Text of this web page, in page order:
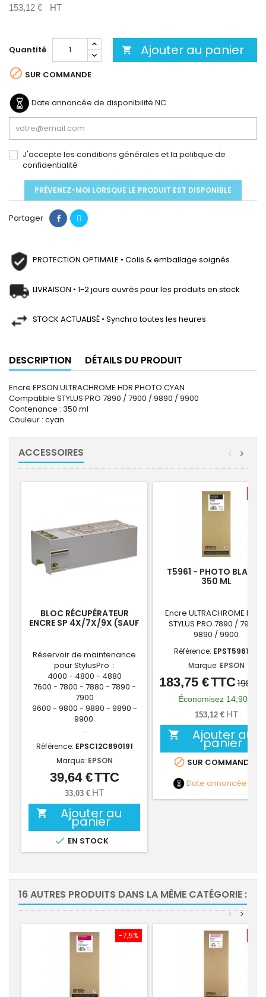
153,12 € HT
Quantité  Ajouter au panier
 SUR COMMANDE
Date annoncée de disponibilité NC
J'accepte les conditions générales et la politique de
confidentialité
PRÉVENEZ-MOI LORSQUE LE PRODUIT EST DISPONIBLE
Partager
PROTECTION OPTIMALE • Colis & emballage soignés
LIVRAISON • 1-2 jours ouvrés pour les produits en stock
STOCK ACTUALISÉ • Synchro toutes les heures
DESCRIPTION DÉTAILS DU PRODUIT
Encre EPSON ULTRACHROME HDR PHOTO CYAN
Compatible STYLUS PRO 7890 / 7900 / 9890 / 9900
Contenance : 350 ml
Couleur : cyan
ACCESSOIRES >
<
BLOC RÉCUPÉRATEUR
ENCRE SP 4X/7X/9X (SAUF
Réservoir de maintenance
pour StylusPro :
4000 - 4800 - 4880
7600 - 7800 - 7880 - 7890 -
7900
9600 - 9800 - 9880 - 9890 -
9900
...
Référence: EPSC12C890191
Marque: EPSON
Prix
39,64 €TTC
33,03 € HT
 Ajouter au
panier
 EN STOCK
T5961 - PHOTO BLACK -
350 ML
Encre ULTRACHROME HDR
STYLUS PRO 7890 / 7900 /
9890 / 9900
Référence: EPST596100
Marque: EPSON
Prix
Prix
de
base
183,75 €TTC
Économisez 14,90 €
153,12 € HT
 Ajouter au
panier
 SUR COMMANDE
Date annoncée
16 AUTRES PRODUITS DANS LA MÊME CATÉGORIE :
>
<
-7,5%